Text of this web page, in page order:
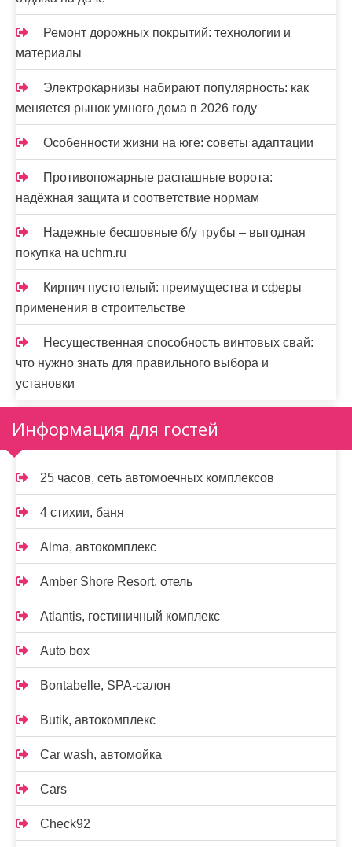
Ремонт дорожных покрытий: технологии и
материалы
Электрокарнизы набирают популярность: как
меняется рынок умного дома в 2026 году
Особенности жизни на юге: советы адаптации
Противопожарные распашные ворота:
надёжная защита и соответствие нормам
Надежные бесшовные б/у трубы – выгодная
покупка на uchm.ru
Кирпич пустотелый: преимущества и сферы
применения в строительстве
Несущественная способность винтовых свай:
что нужно знать для правильного выбора и
установки
Информация для гостей
25 часов, сеть автомоечных комплексов
4 стихии, баня
Alma, автокомплекс
Amber Shore Resort, отель
Atlantis, гостиничный комплекс
Auto box
Bontabelle, SPA-салон
Butik, автокомплекс
Car wash, автомойка
Cars
Check92